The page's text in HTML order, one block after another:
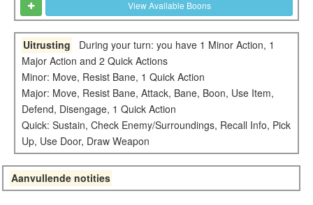
View Available Boons
Uitrusting
During your turn: you have 1 Minor Action, 1
Major Action and 2 Quick Actions
Minor: Move, Resist Bane, 1 Quick Action
Major: Move, Resist Bane, Attack, Bane, Boon, Use Item,
Defend, Disengage, 1 Quick Action
Quick: Sustain, Check Enemy/Surroundings, Recall Info, Pick
Up, Use Door, Draw Weapon
Aanvullende notities